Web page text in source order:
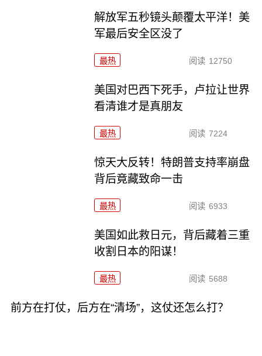
解放军五秒镜头颠覆太平洋！美
军最后安全区没了
最热 阅读 12750
美国对巴西下死手，卢拉让世界
看清谁才是真朋友
最热 阅读 7224
惊天大反转！特朗普支持率崩盘
背后竟藏致命一击
最热 阅读 6933
美国如此救日元，背后藏着三重
收割日本的阳谋！
最热 阅读 5688
前方在打仗，后方在“清场”，这仗还怎么打？